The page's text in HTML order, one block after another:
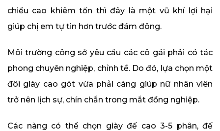
chiều cao khiêm tốn thì đây là một vũ khí lợi hại
giúp chị em tự tin hơn trước đám đông.
Môi trường công sở yêu cầu các cô gái phải có tác
phong chuyên nghiệp, chỉnh tề. Do đó, lựa chọn một
đôi giày cao gót vừa phải càng giúp nữ nhân viên
trở nên lịch sự, chín chắn trong mắt đồng nghiệp.
Các nàng có thể chọn giày đế cao 3-5 phân, đế